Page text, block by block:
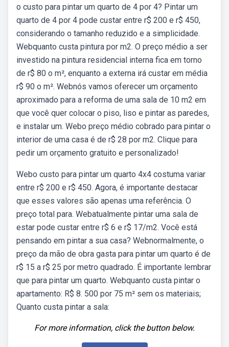
o custo para pintar um quarto de 4 por 4? Pintar um
quarto de 4 por 4 pode custar entre r$ 200 e r$ 450,
considerando o tamanho reduzido e a simplicidade.
Webquanto custa pintura por m2. O preço médio a ser
investido na pintura residencial interna fica em torno
de r$ 80 o m², enquanto a externa irá custar em média
r$ 90 o m². Webnós vamos oferecer um orçamento
aproximado para a reforma de uma sala de 10 m2 em
que você quer colocar o piso, liso e pintar as paredes,
e instalar um. Webo preço médio cobrado para pintar o
interior de uma casa é de r$ 28 por m2. Clique para
pedir um orçamento gratuito e personalizado!
Webo custo para pintar um quarto 4x4 costuma variar
entre r$ 200 e r$ 450. Agora, é importante destacar
que esses valores são apenas uma referência. O
preço total para. Webatualmente pintar uma sala de
estar pode custar entre r$ 6 e r$ 17/m2. Você está
pensando em pintar a sua casa? Webnormalmente, o
preço da mão de obra gasta para pintar um quarto é de
r$ 15 a r$ 25 por metro quadrado. É importante lembrar
que para pintar um quarto. Webquanto custa pintar o
apartamento: R$ 8. 500 por 75 m² sem os materiais;
Quanto custa pintar a sala:
For more information, click the button below.